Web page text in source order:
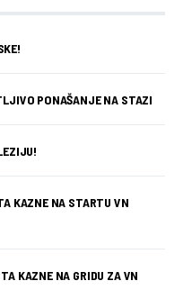
PONAŠANJE NA STAZI
KAZNE NA STARTU VN
KAZNE NA GRIDU ZA VN